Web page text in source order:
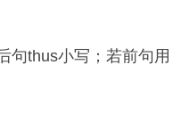
句thus小写；若前句用